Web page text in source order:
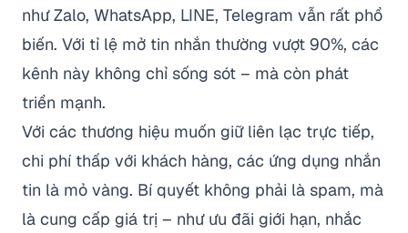
như Zalo, WhatsApp, LINE, Telegram vẫn rất phổ
biến. Với tỉ lệ mở tin nhắn thường vượt 90%, các
kênh này không chỉ sống sót – mà còn phát
triển mạnh.
Với các thương hiệu muốn giữ liên lạc trực tiếp,
chi phí thấp với khách hàng, các ứng dụng nhắn
tin là mỏ vàng. Bí quyết không phải là spam, mà
là cung cấp giá trị – như ưu đãi giới hạn, nhắc